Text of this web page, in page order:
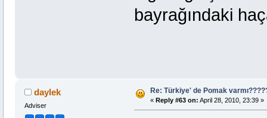
bayrağındaki
daylek
Adviser
Re: Türkiye' de Pomak
« Reply #63 on: April 28, 2010, 23:39 »